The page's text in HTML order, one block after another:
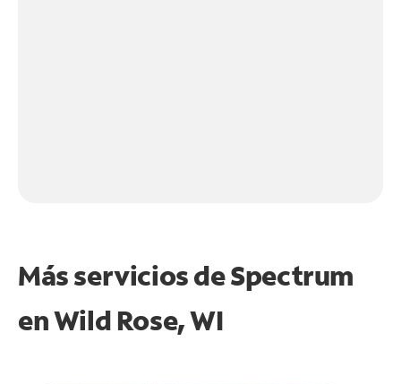
Más servicios de Spectrum
enWild Rose, WI